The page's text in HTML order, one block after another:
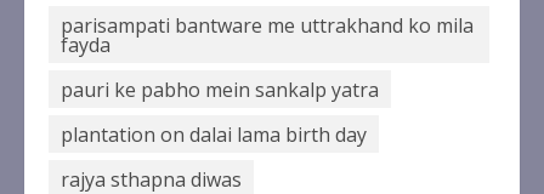
parisampati bantware me uttrakhand ko mila
fayda
pauri ke pabho mein sankalp yatra
plantation on dalai lama birth day
rajya sthapna diwas